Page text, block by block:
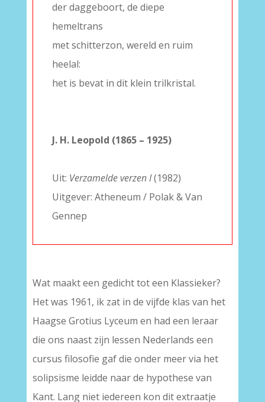
der daggeboort, de diepe
hemeltrans
met schitterzon, wereld en ruim
heelal:
het is bevat in dit klein trilkristal.
J. H. Leopold (1865 – 1925)
Uit: Verzamelde verzen I(1982)
Uitgever: Atheneum / Polak & Van
Gennep
Wat maakt een gedicht tot een Klassieker?
Het was 1961, ik zat in de vijfde klas van het
Haagse Grotius Lyceum en had een leraar
die ons naast zijn lessen Nederlands een
cursus filosofie gaf die onder meer via het
solipsisme leidde naar de hypothese van
Kant. Lang niet iedereen kon dit extraatje